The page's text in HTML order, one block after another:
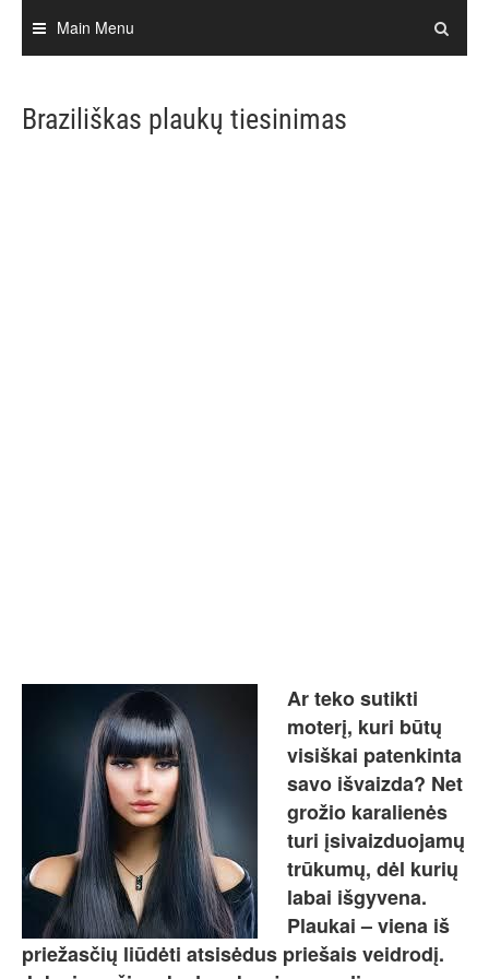
content
Main Menu
Braziliškas plaukų tiesinimas
Ar teko sutikti
moterį, kuri būtų
visiškai patenkinta
savo išvaizda? Net
grožio karalienės
turi įsivaizduojamų
trūkumų, dėl kurių
labai išgyvena.
Plaukai – viena iš
priežasčių liūdėti atsisėdus priešais veidrodį.